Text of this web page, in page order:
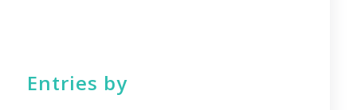
Entries by